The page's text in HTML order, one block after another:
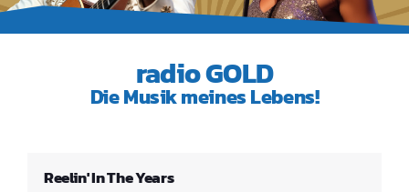
radio GOLD
Die Musik meines Lebens!
Reelin' In The Years